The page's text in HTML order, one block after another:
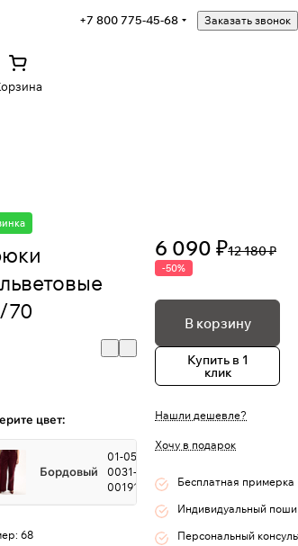
+7 800 775-45-68 Заказать звонок
70
цвет:
Бордовый
01-05-3-
0031-
0019124
68
6 090 ₽12 180 ₽
-50%
В корзину
Купить в 1
клик
Нашли дешевле?
Хочу в подарок
Бесплатная примерка
Индивидуальный
Персональный